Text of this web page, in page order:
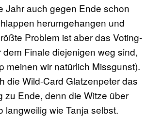
Jahr auch gegen Ende schon
herumgehangen und
Problem ist aber das Voting-
Finale diejenigen weg sind,
meinen wir natürlich Missgunst).
die Wild-Card Glatzenpeter das
zu Ende, denn die Witze über
wie Tanja selbst.